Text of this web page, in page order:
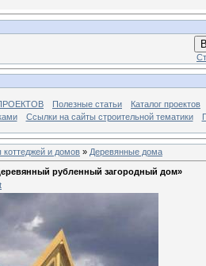
Полезные статьи
Каталог проектов
Ссылки на сайты строительной тематики
коттеджей и домов » Деревянные дома
рубленный загородный дом»